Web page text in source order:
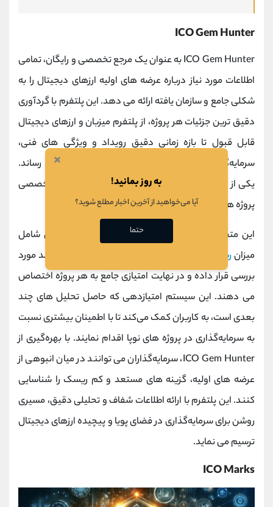
ICO Gem Hunter
ICO Gem Hunter به عنوان یک مرجع تخصصی و رایگان، تمامی
اطلاعات مورد نیاز درباره عرضه‌ های اولیه ارزهای دیجیتال را به
شکلی جامع و سازمان ‌یافته ارائه می ‌دهد. این پلتفرم با گردآوری
دقیق‌ ترین جزئیات هر پروژه، از پلتفرم میزبان و ارزهای دیجیتال
قابل قبول تا بازه زمانی دقیق رویداد و ویژگی ‌های فنی،
سرمایه‌گذاران را در تصمیم‌گیری ‌های آگاهانه یاری می ‌رساند.
یکی از ویژگی‌ های متمایز این سرویس، امکان ارزیابی تخصصی
پروژه ‌ها توسط کارشناسان حوزه رمزارزهاست.
این متخصصان هر عرضه اولیه را از جنبه‌ های مختلفی شامل
میزان ریسک
، پتانسیل بازدهی سرمایه و قابلیت ‌های رشد مورد
بررسی قرار داده و در نهایت امتیازی جامع به هر پروژه اختصاص
می‌ دهند. این سیستم امتیازدهی که حاصل تحلیل‌ های چند
بعدی است، به کاربران کمک می‌کند تا با اطمینان بیشتری نسبت
به سرمایه‌گذاری در پروژه‌ های نوپا اقدام نمایند. با بهره‌گیری از
ICO Gem Hunter، سرمایه‌گذاران می‌ توانند در میان انبوهی از
عرضه‌ های اولیه، گزینه ‌های مستعد و کم‌ ریسک را شناسایی
کنند. این پلتفرم با ارائه اطلاعات شفاف و تحلیلی دقیق، مسیری
روشن برای سرمایه‌گذاری در فضای پویا و پیچیده ارزهای دیجیتال
ترسیم می‌ نماید.
ICO Marks
×
به روز بمانید!
آیا می‌خواهید از آخرین اخبار مطلع شوید؟
حتما